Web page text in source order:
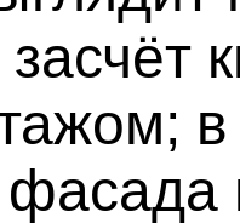
в
фасада